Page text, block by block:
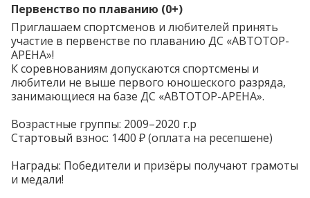
Первенство по плаванию (0+)
Приглашаем спортсменов и любителей принять
участие в первенстве по плаванию ДС «АВТОТОР-
АРЕНА»!
К соревнованиям допускаются спортсмены и
любители не выше первого юношеского разряда,
занимающиеся на базе ДС «АВТОТОР-АРЕНА».
Возрастные группы: 2009–2020 г.р
Стартовый взнос: 1400 ₽ (оплата на ресепшене)
Награды: Победители и призёры получают грамоты
и медали!